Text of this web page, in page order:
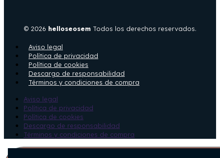
© 2026 helloseosem Todos los derechos reservados.
Aviso legal
Política de privacidad
Política de cookies
Descargo de responsabilidad
Términos y condiciones de compra
Aviso legal
Política de privacidad
Política de cookies
Descargo de responsabilidad
Términos y condiciones de compra